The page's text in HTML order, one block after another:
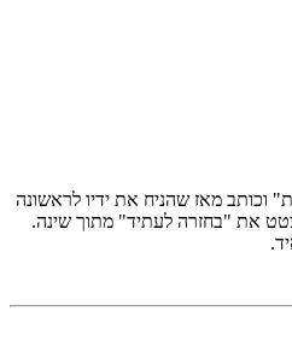
וכותב מאז שהניח את ידיו לראשונה
את "בחזרה לעתיד" מתוך שינה.